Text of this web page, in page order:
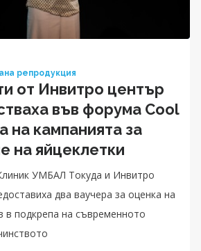
репродукция
от Инвитро център
във форума Cool
на кампанията за
на яйцеклетки
УМБАЛ Токуда и Инвитро
два ваучера за оценка на
в подкрепа на съвременното